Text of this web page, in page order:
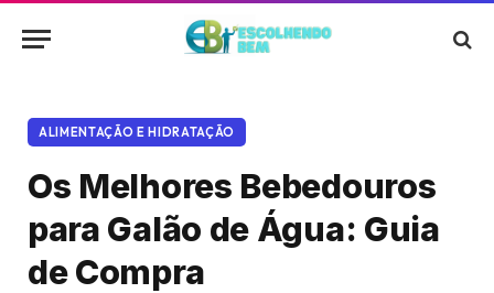
ALIMENTAÇÃO E HIDRATAÇÃO
Os Melhores Bebedouros
para Galão de Água: Guia
de Compra